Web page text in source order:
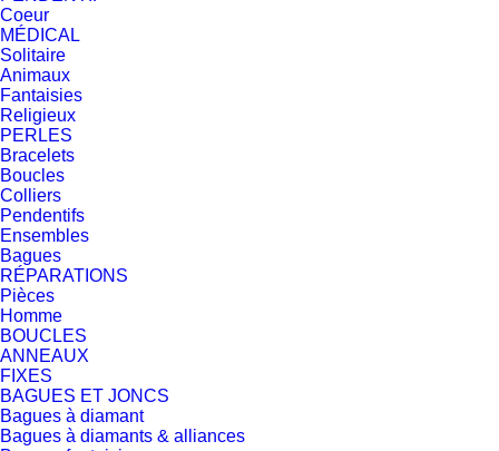
Coeur
MÉDICAL
Solitaire
Animaux
Fantaisies
Religieux
PERLES
Bracelets
Boucles
Colliers
Pendentifs
Ensembles
Bagues
RÉPARATIONS
Pièces
Homme
BOUCLES
ANNEAUX
FIXES
BAGUES ET JONCS
Bagues à diamant
Bagues à diamants & alliances